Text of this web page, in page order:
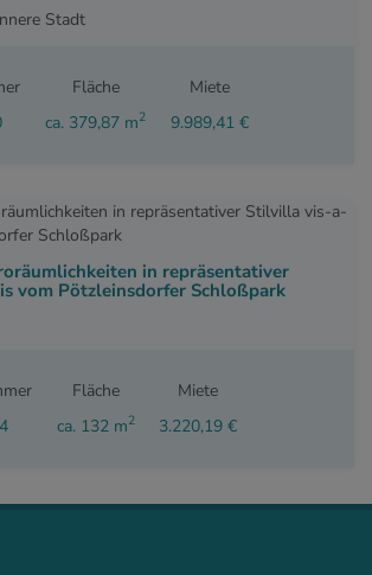
Stadt
Fläche
ca. 379,87 m2
Miete
9.989,41 €
in repräsentativer
vom Pötzleinsdorfer Schloßpark
4
Fläche
ca. 132 m2
Miete
3.220,19 €